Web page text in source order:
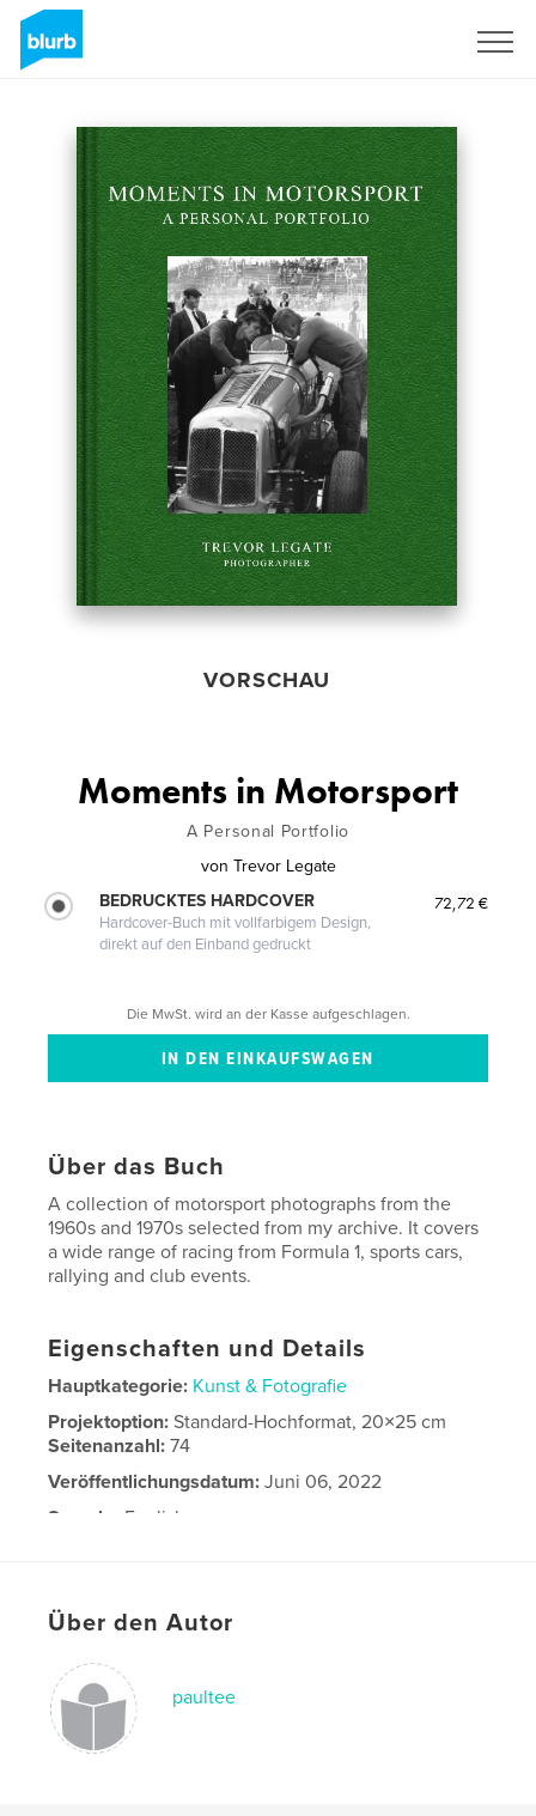
VORSCHAU
Moments in Motorsport
A Personal Portfolio
von Trevor Legate
BEDRUCKTES HARDCOVER
Hardcover-Buch mit vollfarbigem Design,
direkt auf den Einband gedruckt
72,72 €
Die MwSt. wird an der Kasse aufgeschlagen.
Über das Buch
A collection of motorsport photographs from the
1960s and 1970s selected from my archive. It covers
a wide range of racing from Formula 1, sports cars,
rallying and club events.
Eigenschaften und Details
Hauptkategorie: Kunst & Fotografie
Projektoption:Standard-Hochformat, 20×25 cm
Seitenanzahl:74
Veröffentlichungsdatum: Juni 06, 2022
Sprache
English
Über den Autor
paultee